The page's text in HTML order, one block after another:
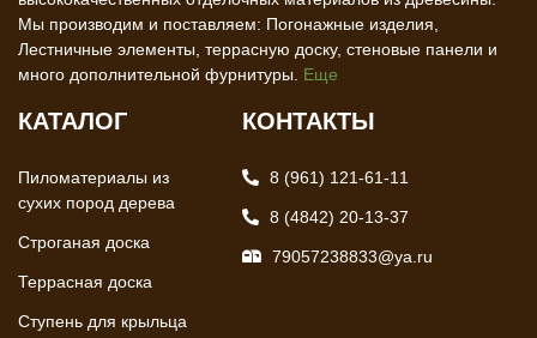
Мы производим и поставляем: Погонажные изделия,
Лестничные элементы, террасную доску, стеновые панели и
много дополнительной фурнитуры. Еще
КАТАЛОГ
Пиломатериалы из
сухих пород дерева
Строганая доска
Террасная доска
Ступень для крыльца
КОНТАКТЫ
8 (961) 121-61-11
8 (4842) 20-13-37
79057238833@ya.ru